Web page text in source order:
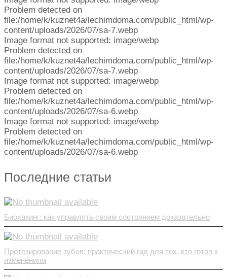
Problem detected on
file:/home/k/kuznet4a/lechimdoma.com/public_html/wp-
content/uploads/2026/07/sa-7.webp
Image format not supported: image/webp
Problem detected on
file:/home/k/kuznet4a/lechimdoma.com/public_html/wp-
content/uploads/2026/07/sa-7.webp
Image format not supported: image/webp
Problem detected on
file:/home/k/kuznet4a/lechimdoma.com/public_html/wp-
content/uploads/2026/07/sa-6.webp
Image format not supported: image/webp
Problem detected on
file:/home/k/kuznet4a/lechimdoma.com/public_html/wp-
content/uploads/2026/07/sa-6.webp
Последние статьи
Биохакинг: как управлять своим состоянием доказательно
Протезирование зубов: практический гид для тех, кто готов к
изменениям